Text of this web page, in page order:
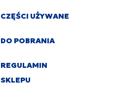
CZĘŚCI UŻYWANE
DO POBRANIA
REGULAMIN
SKLEPU